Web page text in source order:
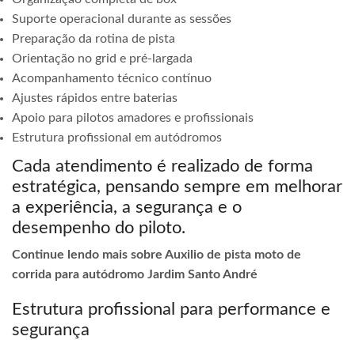
Suporte operacional durante as sessões
Preparação da rotina de pista
Orientação no grid e pré-largada
Acompanhamento técnico contínuo
Ajustes rápidos entre baterias
Apoio para pilotos amadores e profissionais
Estrutura profissional em autódromos
Cada atendimento é realizado de forma
estratégica, pensando sempre em melhorar
a experiência, a segurança e o
desempenho do piloto.
Continue lendo mais sobre Auxilio de pista moto de
corrida para autódromo Jardim Santo André
Estrutura profissional para performance e
segurança